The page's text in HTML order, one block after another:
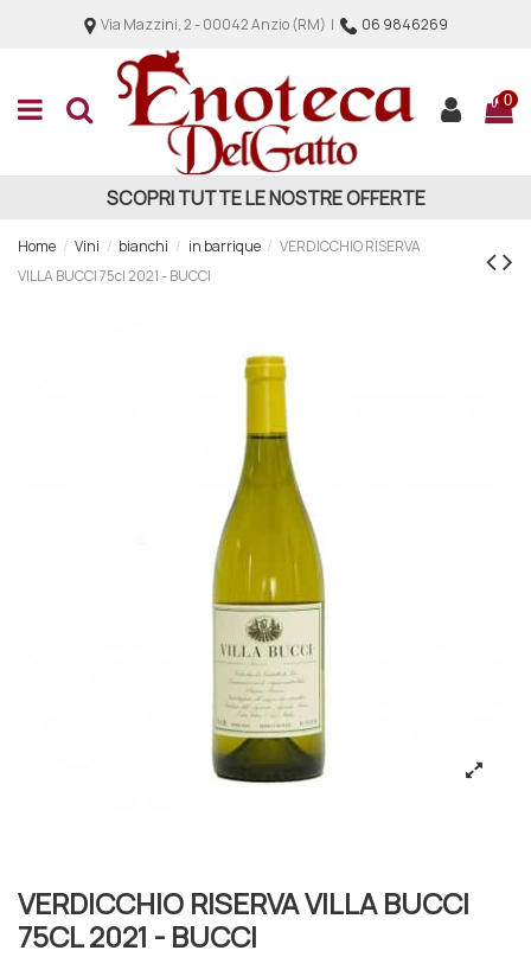
Via Mazzini, 2 - 00042 Anzio (RM) | 06 9846269
0
SCOPRI TUTTE LE NOSTRE OFFERTE
Home Vini bianchi in barrique
VERDICCHIO RISERVA
VILLA BUCCI 75cl 2021 - BUCCI
VERDICCHIO RISERVA VILLA BUCCI
75CL 2021 - BUCCI